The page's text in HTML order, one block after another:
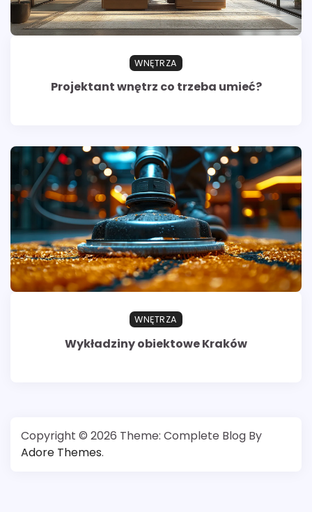
WNĘTRZA
Projektant wnętrz co trzeba umieć?
WNĘTRZA
Wykładziny obiektowe Kraków
Copyright © 2026 Theme: Complete Blog By
Adore Themes.